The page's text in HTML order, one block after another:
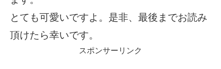
とても可愛いですよ。是非、最後までお読み
頂けたら幸いです。
スポンサーリンク